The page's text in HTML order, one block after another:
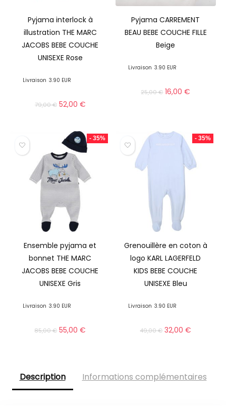
Pyjama interlock à
illustration THE MARC
JACOBS BEBE COUCHE
UNISEXE Rose
Livraison 3.90 EUR
79,00€ 52,00 €
Pyjama CARREMENT
BEAU BEBE COUCHE FILLE
Beige
Livraison 3.90 EUR
25,00€ 16,00€
- 35%
Ensemble pyjama et
bonnet THE MARC
JACOBS BEBE COUCHE
UNISEXE Gris
Livraison 3.90 EUR
85,00€ 55,00€
- 35%
Grenouillère en coton à
logo KARL LAGERFELD
KIDS BEBE COUCHE
UNISEXE Bleu
Livraison 3.90 EUR
49,00€ 32,00€
Description Informations complémentaires